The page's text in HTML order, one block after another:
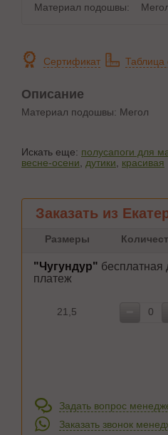
Материал подошвы:
Сертификат Таблица
Описание
Материал подошвы: Мегол
Искать еще: полусапоги для
весне-осени
дутики красивая
Заказать из
Размеры
"Чугундур" бесплатная
платеж
21,5
Задать вопрос
Заказать звонок